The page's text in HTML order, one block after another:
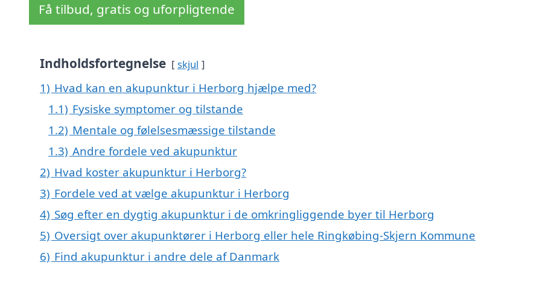
Få tilbud, gratis og uforpligtende
Indholdsfortegnelse skjul
1) Hvad kan en akupunktur i Herborg hjælpe med?
1.1) Fysiske symptomer og tilstande
1.2) Mentale og følelsesmæssige tilstande
1.3) Andre fordele ved akupunktur
2) Hvad koster akupunktur i Herborg?
3) Fordele ved at vælge akupunktur i Herborg
4) Søg efter en dygtig akupunktur i de omkringliggende byer til Herborg
5) Oversigt over akupunktører i Herborg eller hele Ringkøbing-Skjern Kommune
6) Find akupunktur i andre dele af Danmark